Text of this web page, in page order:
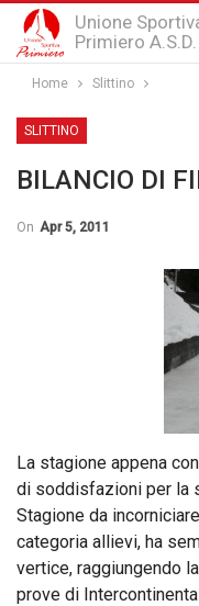
Unione
Primiero A.S.D.
Home Slittino
SLITTINO
BILANCIO DI
On Apr 5, 2011
La stagione appena
di soddisfazioni per la
Stagione da
categoria allievi, ha
vertice, raggiungendo
prove di